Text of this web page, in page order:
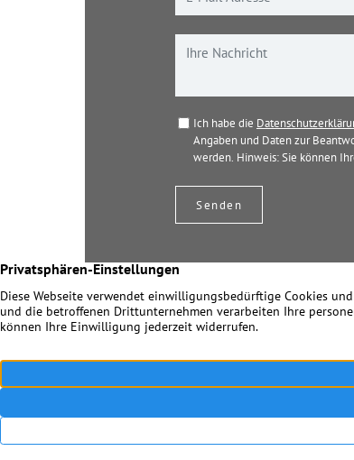
Ich habe die
Angaben und Daten zur
werden. Hinweis: Sie können